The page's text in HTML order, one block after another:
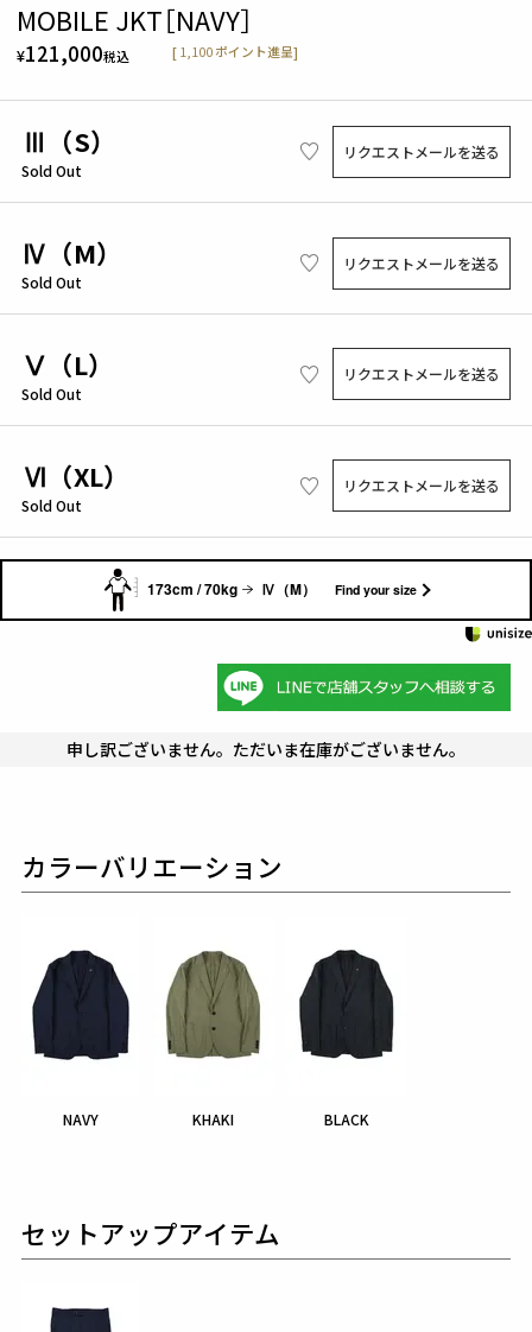
MOBILE JKT［NAVY］
¥121,000税込 [ 1,100 ポイント進呈]
Ⅲ（S）
Sold Out
リクエストメールを送る
Ⅳ（M）
Sold Out
リクエストメールを送る
Ⅴ（L）
Sold Out
リクエストメールを送る
Ⅵ（XL）
Sold Out
リクエストメールを送る
173cm / 70kg Ⅳ（M） Find your size
申し訳ございません。ただいま在庫がございません。
カラーバリエーション
NAVY KHAKI BLACK
セットアップアイテム